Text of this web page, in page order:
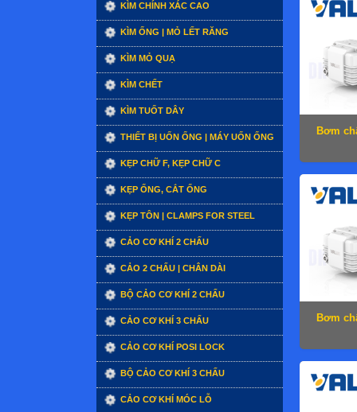
KÌM CHÍNH XÁC CAO
KÌM ỐNG | MỎ LẾT RĂNG
KÌM MỎ QUẠ
KÌM CHẾT
KÌM TUỐT DÂY
THIẾT BỊ UỐN ỐNG | MÁY UỐN ỐNG
KẸP CHỮ F, KẸP CHỮ C
KẸP ỐNG, CẮT ỐNG
KẸP TÔN | CLAMPS FOR STEEL
CẢO CƠ KHÍ 2 CHẤU
CẢO 2 CHẤU | CHÂN DÀI
BỘ CẢO CƠ KHÍ 2 CHẤU
CẢO CƠ KHÍ 3 CHẤU
CẢO CƠ KHÍ POSI LOCK
BỘ CẢO CƠ KHÍ 3 CHẤU
CẢO CƠ KHÍ MÓC LỖ
Bơm
Bơm